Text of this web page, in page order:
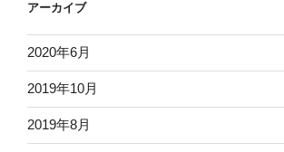
アーカイブ
2020年6月
2019年10月
2019年8月